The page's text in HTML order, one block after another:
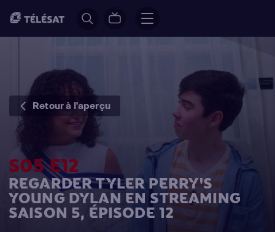
Retour à l'aperçu
S05 E12
REGARDER TYLER PERRY'S
YOUNG DYLAN EN STREAMING
SAISON 5, ÉPISODE 12